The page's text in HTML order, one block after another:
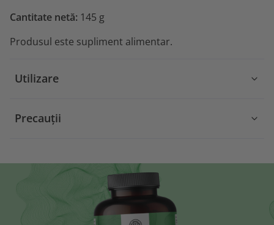
Cantitate netă: 145 g
Produsul este supliment alimentar.
Utilizare
Precauții